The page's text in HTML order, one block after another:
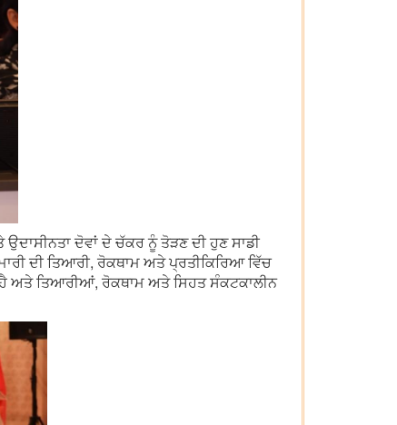
ਉਦਾਸੀਨਤਾ ਦੋਵਾਂ ਦੇ ਚੱਕਰ ਨੂੰ ਤੋੜਣ ਦੀ ਹੁਣ ਸਾਡੀ
ਦੀ ਤਿਆਰੀ, ਰੋਕਥਾਮ ਅਤੇ ਪ੍ਰਤੀਕਿਰਿਆ ਵਿੱਚ
ਹੈ ਅਤੇ ਤਿਆਰੀਆਂ, ਰੋਕਥਾਮ ਅਤੇ ਸਿਹਤ ਸੰਕਟਕਾਲੀਨ